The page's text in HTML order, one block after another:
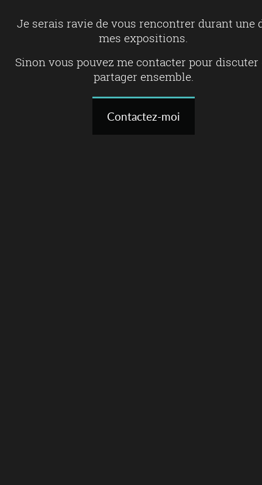
Je serais ravie de vous rencontrer durant une
mes expositions.
Sinon vous pouvez me contacter pour discuter
partager ensemble.
Contactez-moi